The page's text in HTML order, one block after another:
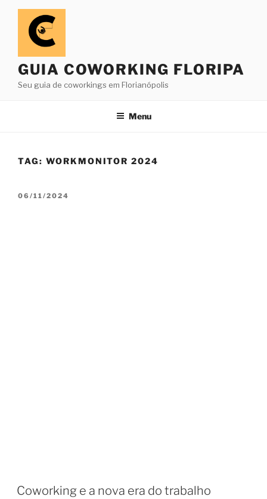
Pular
conteúdo
GUIA COWORKING FLORIPA
Seu guia de coworkings em Florianópolis
Menu
TAG: WORKMONITOR 2024
PUBLICADO
06/11/2024
Coworking e a nova era do trabalho